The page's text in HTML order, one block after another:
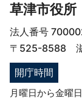
草津市役所
法人番号
〒525-8588 滋
開庁時間
月曜日から金曜